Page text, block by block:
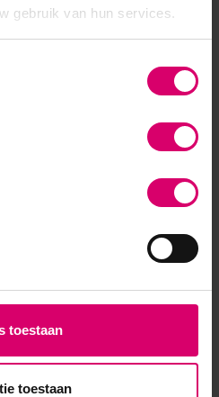
gebruik van hun services.
toestaan
toestaan